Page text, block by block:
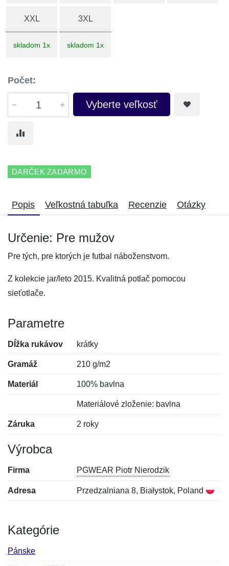
XXL
skladom 1x
3XL
skladom 1x
Počet:
Vyberte veľkosť
DARČEK ZADARMO
Popis Veľkostná tabuľka Recenzie Otázky
Určenie: Pre mužov
Pre tých, pre ktorých je futbal náboženstvom.
Z kolekcie jar/leto 2015. Kvalitná potlač pomocou
sieťotlače.
Parametre
Dĺžka rukávov krátky
Gramáž 210 g/m2
Materiál 100% bavlna
Materiálové zloženie: bavlna
Záruka 2 roky
Výrobca
Firma PGWEAR Piotr Nierodzik
Adresa Przedzalniana 8, Białystok, Poland
Kategórie
Pánske